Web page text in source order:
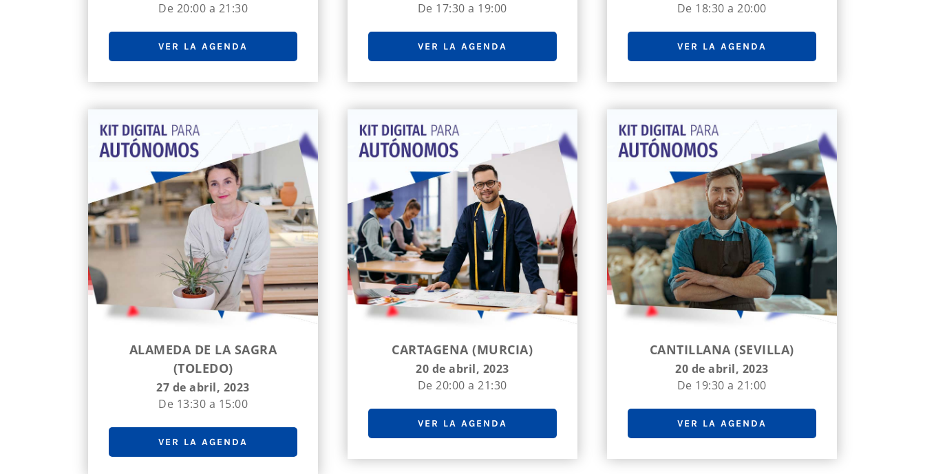
De 20:00 a 21:30
VER LA AGENDA
De 17:30 a 19:00
VER LA AGENDA
De 18:30 a 20:00
VER LA AGENDA
ALAMEDA DE LA SAGRA
(TOLEDO)
27 de abril, 2023
De 13:30 a 15:00
VER LA AGENDA
CARTAGENA (MURCIA)
20 de abril, 2023
De 20:00 a 21:30
VER LA AGENDA
CANTILLANA (SEVILLA)
20 de abril, 2023
De 19:30 a 21:00
VER LA AGENDA